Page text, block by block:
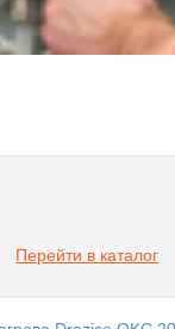
Перейти в каталог